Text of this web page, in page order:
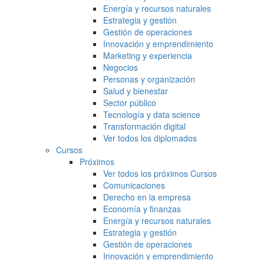
Energía y recursos naturales
Estrategia y gestión
Gestión de operaciones
Innovación y emprendimiento
Marketing y experiencia
Negocios
Personas y organización
Salud y bienestar
Sector público
Tecnología y data science
Transformación digital
Ver todos los diplomados
Cursos
Próximos
Ver todos los próximos Cursos
Comunicaciones
Derecho en la empresa
Economía y finanzas
Energía y recursos naturales
Estrategia y gestión
Gestión de operaciones
Innovación y emprendimiento